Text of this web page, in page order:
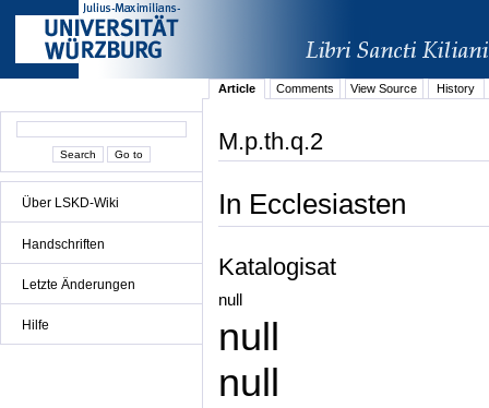
Über LSKD-Wiki
Handschriften
Letzte Änderungen
Hilfe
Article Comments View Source History
M.p.th.q.2
In Ecclesiasten
Katalogisat
null
null
null